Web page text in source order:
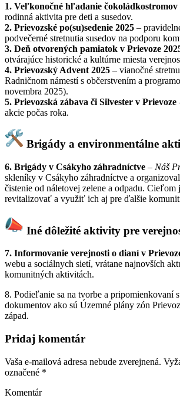
1. Veľkonočné hľadanie čokoládkostromov
rodinná aktivita pre deti a susedov.
2. Prievozské po(su)sedenie 2025 –
podvečerné stretnutia susedov na podporu
3. Deň otvorených pamiatok v Prievoze
otvárajúce historické a kultúrne miesta
4. Prievozský Advent 2025 – vianočné
Radničnom námestí s občerstvením a
novembra 2025).
5. Prievozská zábava či Silvester v Prievoze
akcie počas roka.
Brigády a environmentálne
6. Brigády v Csákyho záhradníctve – Náš
skleníky v Csákyho záhradníctve a
čistenie od náletovej zelene a odpadu. Cieľom
revitalizovať a využiť ich aj pre ďalšie
Iné dôležité aktivity pre
7. Informovanie verejnosti o dianí v
webu a sociálnych sietí, vrátane najnovších
komunitných aktivitách.
8. Podieľanie sa na tvorbe a pripomienkovaní
dokumentov ako sú Územné plány zón
západ.
Pridaj komentár
Vaša e-mailová adresa nebude zverejnená.
označené *
Komentár